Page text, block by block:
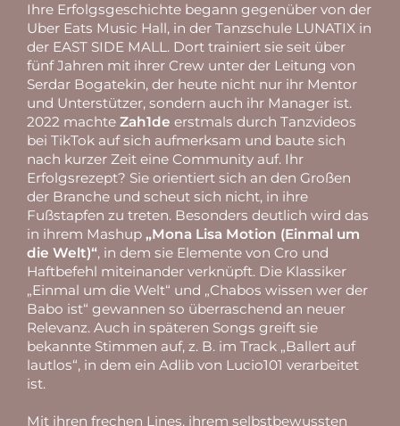
Ihre Erfolgsgeschichte begann gegenüber von der
Uber Eats Music Hall, in der Tanzschule LUNATIX in
der EAST SIDE MALL. Dort trainiert sie seit über
fünf Jahren mit ihrer Crew unter der Leitung von
Serdar Bogatekin, der heute nicht nur ihr Mentor
und Unterstützer, sondern auch ihr Manager ist.
2022 machte Zah1de erstmals durch Tanzvideos
bei TikTok auf sich aufmerksam und baute sich
nach kurzer Zeit eine Community auf. Ihr
Erfolgsrezept? Sie orientiert sich an den Großen
der Branche und scheut sich nicht, in ihre
Fußstapfen zu treten. Besonders deutlich wird das
in ihrem Mashup „Mona Lisa Motion (Einmal um
die Welt)“, in dem sie Elemente von Cro und
Haftbefehl miteinander verknüpft. Die Klassiker
„Einmal um die Welt“ und „Chabos wissen wer der
Babo ist“ gewannen so überraschend an neuer
Relevanz. Auch in späteren Songs greift sie
bekannte Stimmen auf, z. B. im Track „Ballert auf
lautlos“, in dem ein Adlib von Lucio101 verarbeitet
ist.
Mit ihren frechen Lines, ihrem selbstbewussten